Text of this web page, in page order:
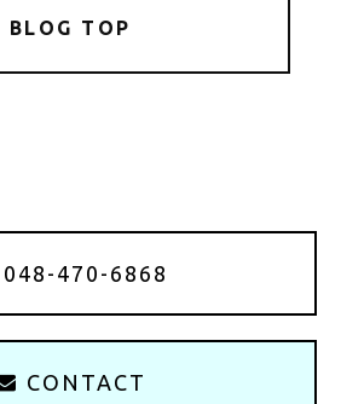
BLOG TOP
048-470-6868
CONTACT